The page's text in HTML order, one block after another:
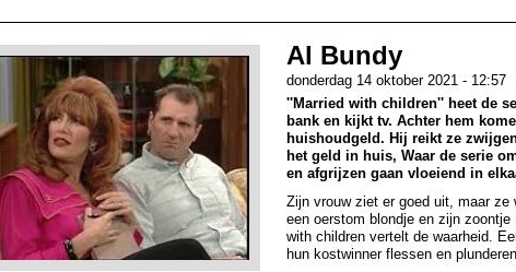
Al Bundy
donderdag 14 oktober 2021 - 12:57
''Married with children'' heet de
bank en kijkt tv. Achter hem
huishoudgeld. Hij reikt ze
het geld in huis, Waar de serie
en afgrijzen gaan vloeiend in
Zijn vrouw ziet er goed uit, maar
een oerstom blondje en zijn
with children vertelt de waarheid.
hun kostwinner flessen en